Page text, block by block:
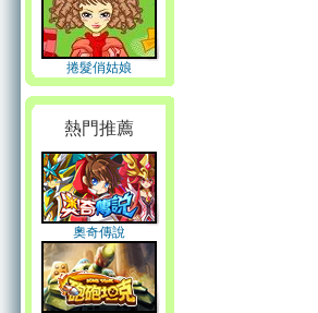
捲髮俏姑娘
熱門推薦
奧奇傳說